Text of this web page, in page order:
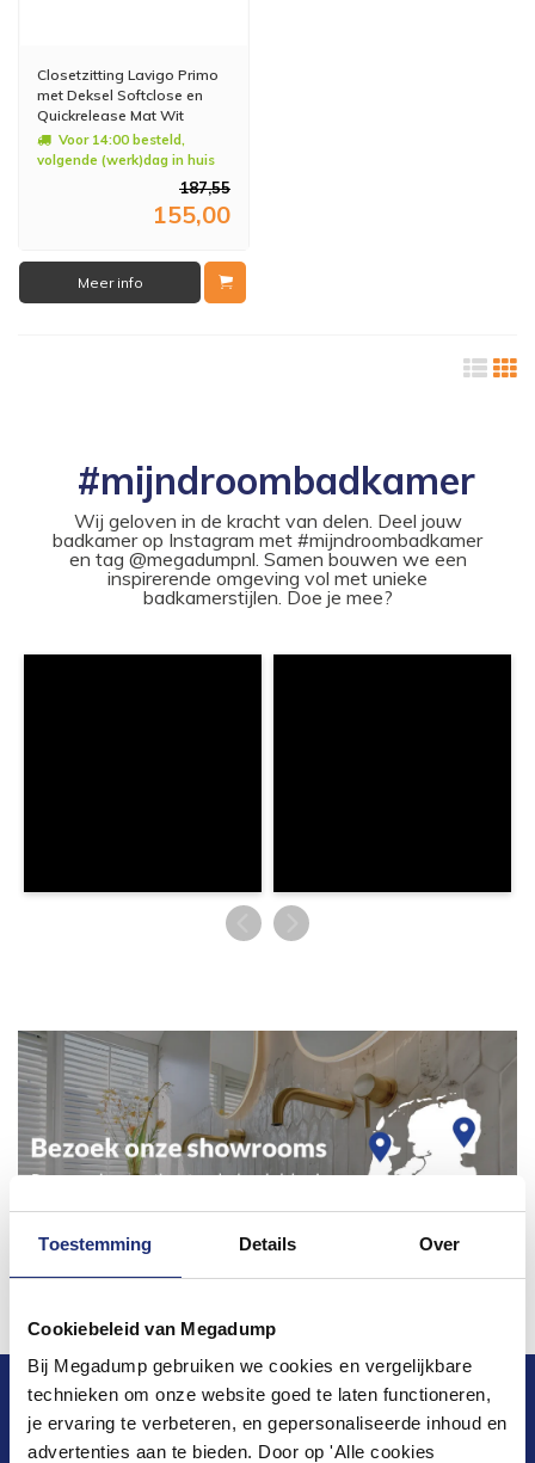
Toestemming Details Over
Cookiebeleid van Megadump
Bij Megadump gebruiken we cookies en vergelijkbare
technieken om onze website goed te laten functioneren,
je ervaring te verbeteren, en gepersonaliseerde inhoud en
advertenties aan te bieden. Door op 'Alle cookies
Closetzitting Lavigo Primo
met Deksel Softclose en
Quickrelease Mat Wit
Voor 14:00 besteld,
volgende (werk)dag in huis
187,55
155,00
Meer info
#mijndroombadkamer
Wij geloven in de kracht van delen. Deel jouw
badkamer op Instagram met #mijndroombadkamer
en tag @megadumpnl. Samen bouwen we een
inspirerende omgeving vol met unieke
badkamerstijlen. Doe je mee?
Blijf op de hoogte van het laatste nieuws en
ontwikkelingen